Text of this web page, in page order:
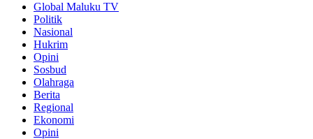
Global Maluku TV
Politik
Nasional
Hukrim
Opini
Sosbud
Olahraga
Berita
Regional
Ekonomi
Opini